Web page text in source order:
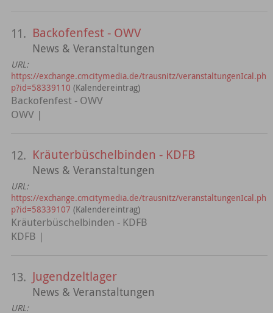
11. Backofenfest - OWV
News & Veranstaltungen
URL:
https://exchange.cmcitymedia.de/trausnitz/veranstaltungenIcal.ph
p?id=58339110 (Kalendereintrag)
Backofenfest - OWV
OWV |
12. Kräuterbüschelbinden - KDFB
News & Veranstaltungen
URL:
https://exchange.cmcitymedia.de/trausnitz/veranstaltungenIcal.ph
p?id=58339107 (Kalendereintrag)
Kräuterbüschelbinden - KDFB
KDFB |
13. Jugendzeltlager
News & Veranstaltungen
URL: